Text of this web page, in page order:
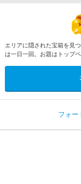
エリアに隠された宝箱を見
は一日一回。お題はトップ
フォー